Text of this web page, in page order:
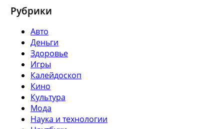
Рубрики
Авто
Деньги
Здоровье
Игры
Калейдоскоп
Кино
Культура
Мода
Наука и технологии